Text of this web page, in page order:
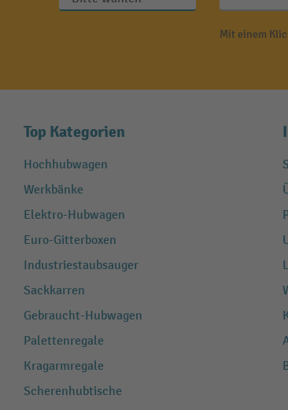
Mit einem
Top Kategorien
Hochhubwagen
Werkbänke
Elektro-Hubwagen
Euro-Gitterboxen
Industriestaubsauger
Sackkarren
Gebraucht-Hubwagen
Palettenregale
Kragarmregale
Scherenhubtische